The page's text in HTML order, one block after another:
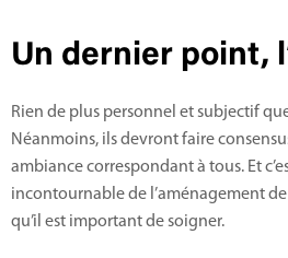
Un dernier point,
Rien de plus personnel et subjectif
Néanmoins, ils devront faire
ambiance correspondant à tous. Et
incontournable de l’aménagement
qu’il est important de soigner.